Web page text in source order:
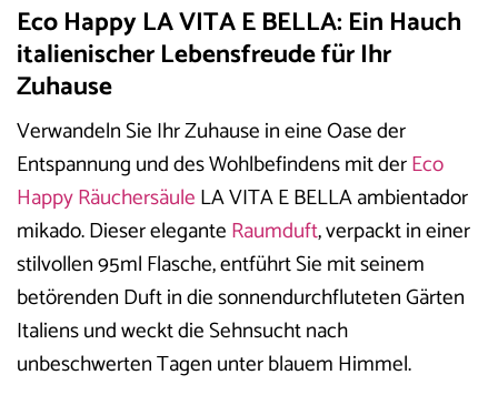
Eco Happy LA VITA E BELLA: Ein Hauch
italienischer Lebensfreude für Ihr
Zuhause
Verwandeln Sie Ihr Zuhause in eine Oase der
Entspannung und des Wohlbefindens mit derEco
HappyRäuchersäuleLA VITA E BELLA ambientador
mikado. Dieser eleganteRaumduft, verpackt in einer
stilvollen 95ml Flasche, entführt Sie mit seinem
betörenden Duft in die sonnendurchfluteten Gärten
Italiens und weckt die Sehnsucht nach
unbeschwerten Tagen unter blauem Himmel.